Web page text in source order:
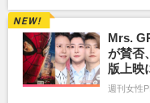
Mrs.
が賛否
版上映
週刊女性